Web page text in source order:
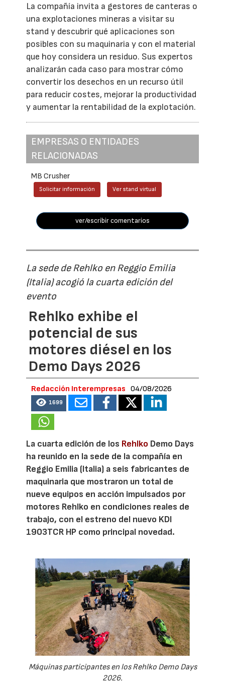
La compañía invita a gestores de canteras o
una explotaciones mineras a visitar su
stand y descubrir qué aplicaciones son
posibles con su maquinaria y con el material
que hoy considera un residuo. Sus expertos
analizarán cada caso para mostrar cómo
convertir los desechos en un recurso útil
para reducir costes, mejorar la productividad
y aumentar la rentabilidad de la explotación.
EMPRESAS O ENTIDADES
RELACIONADAS
MB Crusher
Solicitar información Ver stand virtual
ver/escribir comentarios
La sede de Rehlko en Reggio Emilia
(Italia) acogió la cuarta edición del
evento
Rehlko exhibe el
potencial de sus
motores diésel en los
Demo Days 2026
Redacción Interempresas 04/08/2026
1699
La cuarta edición de los Rehlko Demo Days
ha reunido en la sede de la compañía en
Reggio Emilia (Italia) a seis fabricantes de
maquinaria que mostraron un total de
nueve equipos en acción impulsados por
motores Rehlko en condiciones reales de
trabajo, con el estreno del nuevo KDI
1903TCR HP como principal novedad.
Máquinas participantes en los Rehlko Demo Days
2026.